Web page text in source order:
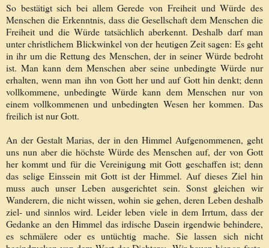
So bestätigt sich bei allem Gerede von Freiheit und Würde des
Menschen die Erkenntnis, dass die Gesellschaft dem Menschen die
Freiheit und die Würde tatsächlich aberkennt. Deshalb darf man
unter christlichem Blickwinkel von der heutigen Zeit sagen: Es geht
in ihr um die Rettung des Menschen, der in seiner Würde bedroht
ist. Man kann dem Menschen aber seine unbedingte Würde nur
erhalten, wenn man ihn von Gott her und auf Gott hin denkt; denn
vollkommene, unbedingte Würde kann dem Menschen nur von
einem vollkommenen und unbedingten Wesen her kommen. Das
freilich ist nur Gott.
An der Gestalt Marias, der in den Himmel Aufgenommenen, geht
uns nun aber die höchste Würde des Menschen auf, der von Gott
her kommt und für die Vereinigung mit Gott geschaffen ist; denn
das selige Einssein mit Gott ist der Himmel. Auf dieses Ziel hin
muss auch unser Leben ausgerichtet sein. Sonst gleichen wir
Wanderern, die nicht wissen, wohin sie gehen, deren Leben deshalb
ziel- und sinnlos wird. Leider leben viele in dem Irrtum, dass der
Gedanke an den Himmel das irdische Dasein irgendwie behindere,
es schmälere oder es untüchtig mache. Sie lassen sich nicht